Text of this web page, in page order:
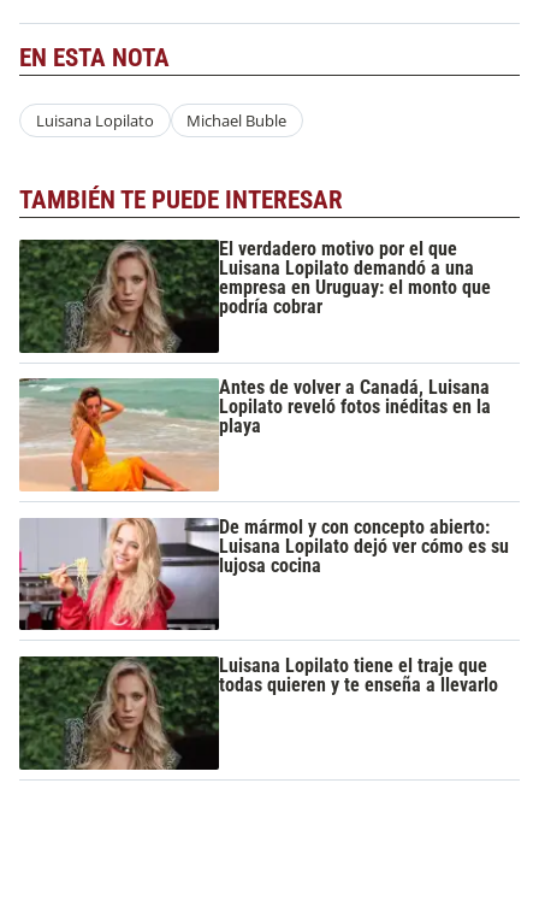
EN ESTA NOTA
Luisana Lopilato Michael Buble
TAMBIÉN TE PUEDE INTERESAR
El verdadero motivo por el que
Luisana Lopilato demandó a una
empresa en Uruguay: el monto que
podría cobrar
Antes de volver a Canadá, Luisana
Lopilato reveló fotos inéditas en la
playa
De mármol y con concepto abierto:
Luisana Lopilato dejó ver cómo es su
lujosa cocina
Luisana Lopilato tiene el traje que
todas quieren y te enseña a llevarlo